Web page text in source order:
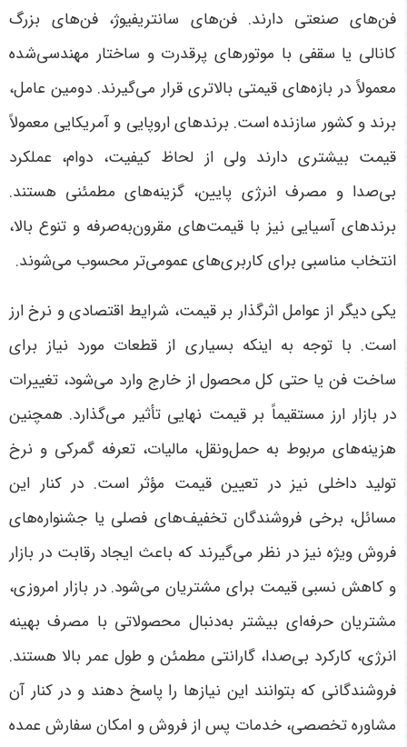
فن‌های صنعتی دارند. فن‌های سانتریفیوژ، فن‌های بزرگ
کانالی یا سقفی با موتورهای پرقدرت و ساختار مهندسی‌شده
معمولاً در بازه‌های قیمتی بالاتری قرار می‌گیرند. دومین عامل،
برند و کشور سازنده است. برندهای اروپایی و آمریکایی معمولاً
قیمت بیشتری دارند ولی از لحاظ کیفیت، دوام، عملکرد
بی‌صدا و مصرف انرژی پایین، گزینه‌های مطمئنی هستند.
برندهای آسیایی نیز با قیمت‌های مقرون‌به‌صرفه و تنوع بالا،
انتخاب مناسبی برای کاربری‌های عمومی‌تر محسوب می‌شوند.
یکی دیگر از عوامل اثرگذار بر قیمت، شرایط اقتصادی و نرخ ارز
است. با توجه به اینکه بسیاری از قطعات مورد نیاز برای
ساخت فن یا حتی کل محصول از خارج وارد می‌شود، تغییرات
در بازار ارز مستقیماً بر قیمت نهایی تأثیر می‌گذارد. همچنین
هزینه‌های مربوط به حمل‌ونقل، مالیات، تعرفه گمرکی و نرخ
تولید داخلی نیز در تعیین قیمت مؤثر است. در کنار این
مسائل، برخی فروشندگان تخفیف‌های فصلی یا جشنواره‌های
فروش ویژه نیز در نظر می‌گیرند که باعث ایجاد رقابت در بازار
و کاهش نسبی قیمت برای مشتریان می‌شود. در بازار امروزی،
مشتریان حرفه‌ای بیشتر به‌دنبال محصولاتی با مصرف بهینه
انرژی، کارکرد بی‌صدا، گارانتی مطمئن و طول عمر بالا هستند.
فروشندگانی که بتوانند این نیازها را پاسخ دهند و در کنار آن
مشاوره تخصصی، خدمات پس از فروش و امکان سفارش عمده